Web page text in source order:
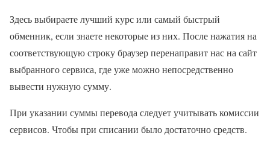
Здесь выбираете лучший курс или самый быстрый
обменник, если знаете некоторые из них. После нажатия на
соответствующую строку браузер перенаправит нас на сайт
выбранного сервиса, где уже можно непосредственно
вывести нужную сумму.
При указании суммы перевода следует учитывать комиссии
сервисов. Чтобы при списании было достаточно средств.